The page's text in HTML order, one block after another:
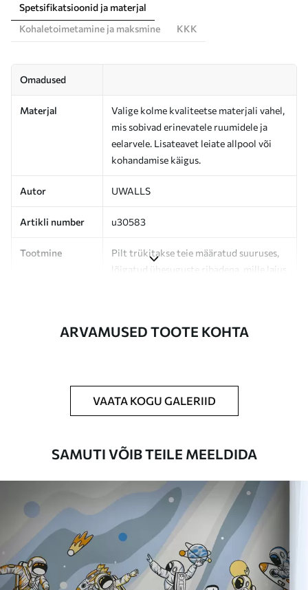
Spetsifikatsioonid ja materjal
Kohaletoimetamine ja maksmine
KKK
Omadused
Materjal
Valige kolme kvaliteetse materjali vahel,
mis sobivad erinevatele ruumidele ja
eelarvele. Lisateavet leiate allpool või
kohandamise käigus.
Autor UWALLS
Artikli number u30583
Tootmine
Pilt trükitakse teie määratud suuruses,
lõigatud ühesuguste ribadena, mille laius
Saadaolevad materjalid
44 .98 /m²
Premium
56.67 .00€ /m²
ARVAMUSED TOOTE KOHTA
VAATA KOGU GALERIID
SAMUTI VÕIB TEILE MEELDIDA